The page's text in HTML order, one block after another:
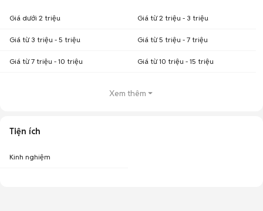
Giá dưới 2 triệu Giá từ 2 triệu - 3 triệu
Giá từ 3 triệu - 5 triệu Giá từ 5 triệu - 7 triệu
Giá từ 7 triệu - 10 triệu Giá từ 10 triệu - 15 triệu
Xem thêm
Tiện ích
Kinh nghiệm